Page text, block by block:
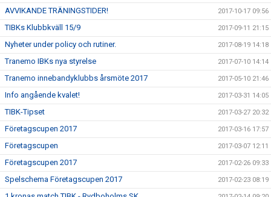
AVVIKANDE TRÄNINGSTIDER! 2017-10-17 09:56
TIBKs Klubbkväll 15/9 2017-09-11 21:15
Nyheter under policy och rutiner. 2017-08-19 14:18
Tranemo IBKs nya styrelse 2017-07-10 14:14
Tranemo innebandyklubbs årsmöte 2017 2017-05-10 21:46
Info angående kvalet! 2017-03-31 14:05
TIBK-Tipset 2017-03-27 20:32
Företagscupen 2017 2017-03-16 17:57
Företagscupen 2017-03-07 12:11
Företagscupen 2017 2017-02-26 09:33
Spelschema Företagscupen 2017 2017-02-23 08:19